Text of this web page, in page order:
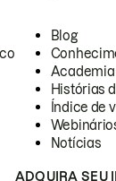
Blog
Academia
Histórias
Índice de
Notícias
ADQUIRA SEU